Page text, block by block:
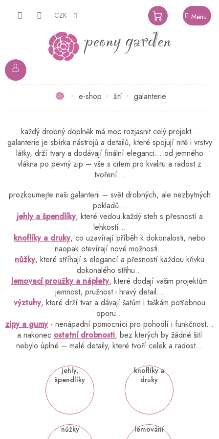
CZK
NÁKUPNÍ
KOŠÍK
Domůe-shop šití galanterie
každý drobný doplněk má moc rozjasnit celý projekt…
galanterie je sbírka nástrojů a detailů, které spojují nitě i vrstvy
látky, drží tvary a dodávají finální eleganci... od jemného
vlákna po pevný zip – vše s citem pro kvalitu a radost z
tvoření…
prozkoumejte naši galanterii – svět drobných, ale nezbytných
pokladů…
jehly a špendlíky, které vedou každý steh s přesností a
lehkostí…
knoflíky a druky, co uzavírají příběh k dokonalosti, nebo
naopak otevírají nové možnosti…
nůžky, které stříhají s elegancí a přesností každou křivku
dokonalého střihu…
lemovací proužky a náplety, které dodají vašim projektům
jemnost, pružnost i hravý detail…
výztuhy, které drží tvar a dávají šatům i taškám potřebnou
oporu…
zipy a gumy- nenápadní pomocníci pro pohodlí i funkčnost…
a nakonec ostatní drobnosti, bez kterých by žádné šití
nebylo úplné – malé detaily, které tvoří celek a radost…
jehly,
špendlíky
knoflíky a
druky
nůžky lemování